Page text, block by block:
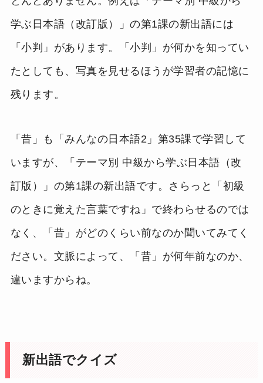
学ぶ日本語（改訂版）」の第1課の新出語には
「小判」があります。「小判」が何かを知ってい
たとしても、写真を見せるほうが学習者の記憶に
残ります。
「昔」も「みんなの日本語2」第35課で学習して
いますが、「テーマ別 中級から学ぶ日本語（改
訂版）」の第1課の新出語です。さらっと「初級
のときに覚えた言葉ですね」で終わらせるのでは
なく、「昔」がどのくらい前なのか聞いてみてく
ださい。文脈によって、「昔」が何年前なのか、
違いますからね。
新出語でクイズ